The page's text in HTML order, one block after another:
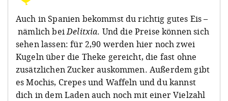
Auch in Spanien bekommst du richtig gutes Eis –
nämlich beiDelitxia. Und die Preise können sich
sehen lassen: für 2,90 werden hier noch zwei
Kugeln über die Theke gereicht, die fast ohne
zusätzlichen Zucker auskommen. Außerdem gibt
es Mochis, Crepes und Waffeln und du kannst
dich in dem Laden auch noch mit einer Vielzahl